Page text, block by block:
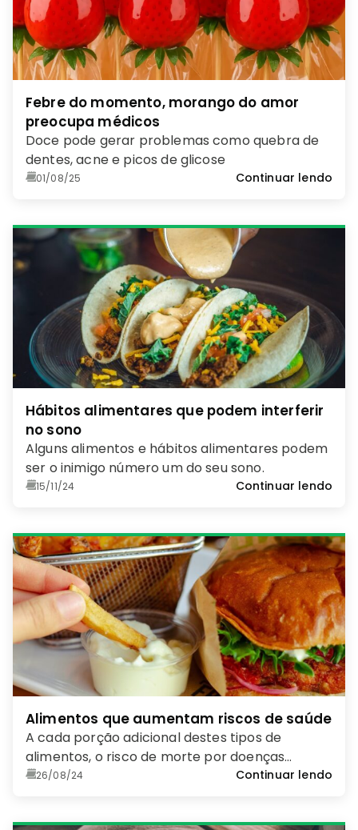
Febre do momento, morango do amor
preocupa médicos
Doce pode gerar problemas como quebra de
dentes, acne e picos de glicose
01/08/25 Continuar lendo
Hábitos alimentares que podem interferir
no sono
Alguns alimentos e hábitos alimentares podem
ser o inimigo número um do seu sono.
15/11/24 Continuar lendo
Alimentos que aumentam riscos de saúde
A cada porção adicional destes tipos de
alimentos, o risco de morte por doenças
cardiovasculares pode aumentar em 9%
26/08/24 Continuar lendo